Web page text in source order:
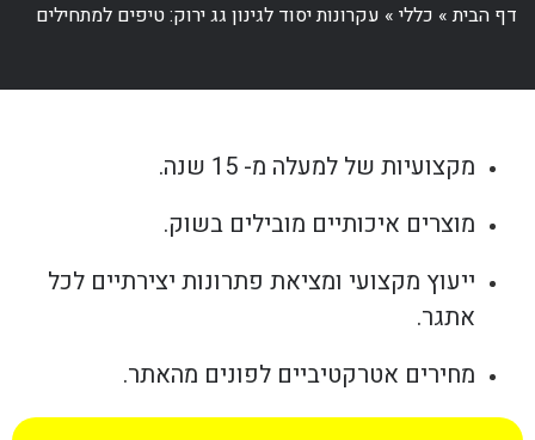
דף הבית» כללי» עקרונות יסוד לגינון גג ירוק: טיפים למתחילים
מקצועיות של למעלה מ- 15 שנה.
מוצרים איכותיים מובילים בשוק.
ייעוץ מקצועי ומציאת פתרונות יצירתיים לכל
אתגר.
מחירים אטרקטיביים לפונים מהאתר.